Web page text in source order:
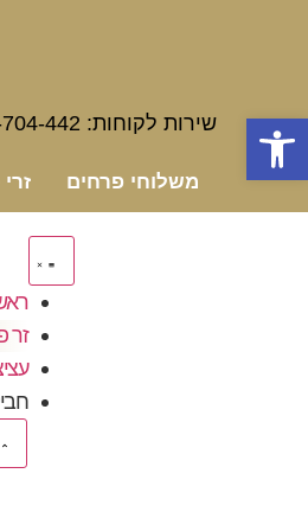
שירות לקוחות: 442
משלוחי פרחים
זר
פתח סרגל נגישות